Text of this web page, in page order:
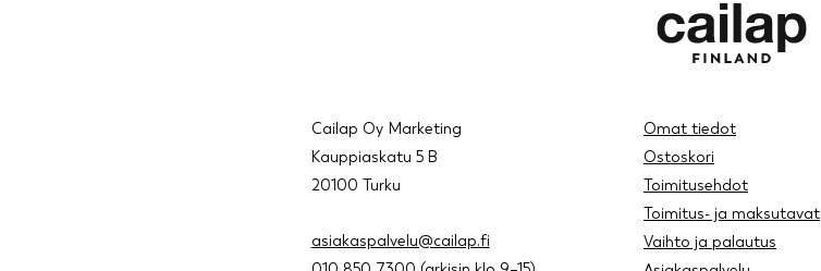
Cailap Oy Marketing
Kauppiaskatu 5 B
20100 Turku
asiakaspalvelu@cailap.fi
Omat tiedot
Ostoskori
Toimitusehdot
Toimitus- ja maksutavat
Vaihto ja palautus